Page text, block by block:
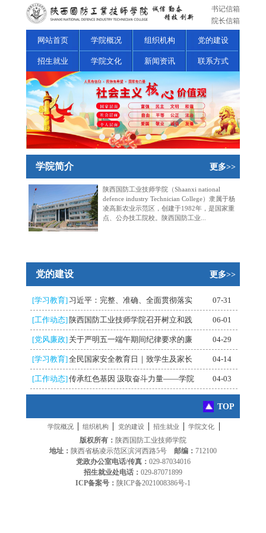
书记信箱
院长信箱
网站首页 学院概况 组织机构 党的建设
招生就业 学院文化 新闻资讯 联系方式
学院简介 更多>>
陕西国防工业技师学院（Shaanxi national
defence industry Technician College）隶属于杨
凌高新农业示范区，创建于1982年，是国家重
点、公办技工院校。陕西国防工业...
党的建设 更多>>
[学习教育] 习近平：完整、准确、全面贯彻落实 07-31
[工作动态] 陕西国防工业技师学院召开树立和践 06-01
[党风廉政] 关于严明五一端午期间纪律要求的廉 04-29
[学习教育]全民国家安全教育日｜致学生及家长 04-14
[工作动态]传承红色基因 汲取奋斗力量——学院 04-03
TOP
学院概况 | 组织机构 | 党的建设 | 招生就业 | 学院文化 |
版权所有： 陕西国防工业技师学院
地址： 陕西省杨凌示范区滨河西路5号 邮编： 712100
党政办公室电话/传真： 029-87034016
招生就业处电话： 029-87071899
ICP备案号： 陕ICP备2021008386号-1